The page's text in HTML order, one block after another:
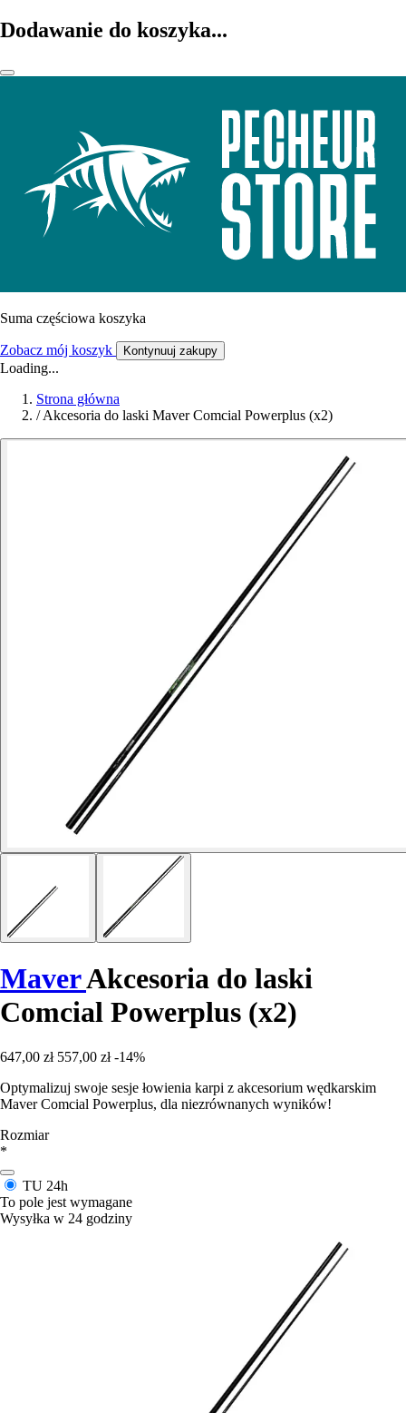
Dodawanie do koszyka...
Suma częściowa koszyka
Zobacz mój koszyk Kontynuuj zakupy
Loading...
Strona główna
/ Akcesoria do laski Maver Comcial Powerplus (x2)
MaverAkcesoria do laski
Comcial Powerplus (x2)
647,00 zł 557,00 zł -14%
Optymalizuj swoje sesje łowienia karpi z akcesorium wędkarskim
Maver Comcial Powerplus, dla niezrównanych wyników!
Rozmiar
*
TU 24h
To pole jest wymagane
Wysyłka w 24 godziny